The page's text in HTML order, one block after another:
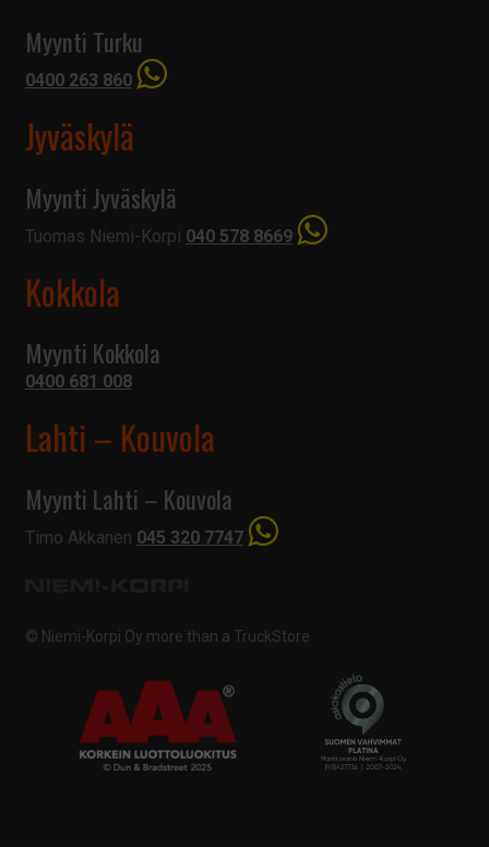
Myynti Turku
0400 263 860
Jyväskylä
Myynti Jyväskylä
Tuomas Niemi-Korpi 040 578 8669
Kokkola
Myynti Kokkola
0400 681 008
Lahti – Kouvola
Myynti Lahti – Kouvola
Timo Akkanen 045 320 7747
© Niemi-Korpi Oy more than a TruckStore